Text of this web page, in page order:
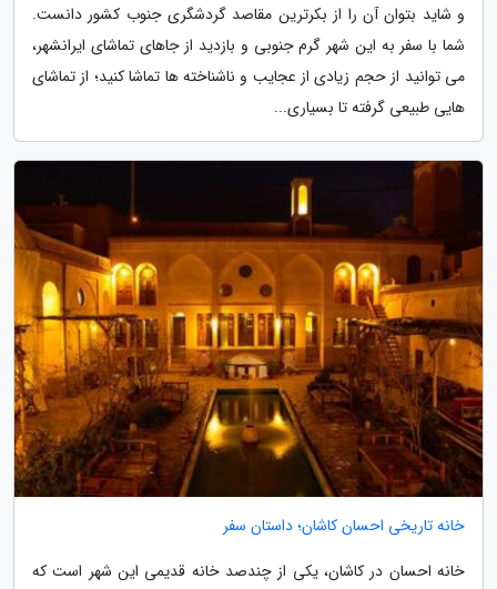
و شاید بتوان آن را از بکرترین مقاصد گردشگری جنوب کشور دانست.
شما با سفر به این شهر گرم جنوبی و بازدید از جاهای تماشای ایرانشهر،
می توانید از حجم زیادی از عجایب و ناشناخته ها تماشا کنید؛ از تماشای
هایی طبیعی گرفته تا بسیاری...
خانه تاریخی احسان کاشان؛ داستان سفر
خانه احسان در کاشان، یکی از چندصد خانه قدیمی این شهر است که